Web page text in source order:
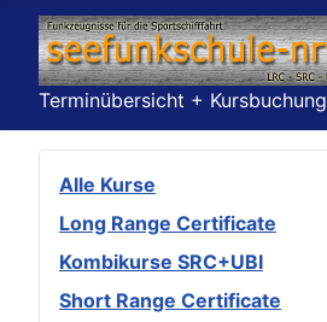
Terminübersicht + Kursbuchung
Alle Kurse
Long Range Certificate
Kombikurse SRC+UBI
Short Range Certificate